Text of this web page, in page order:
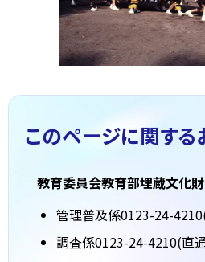
このページに関する
教育委員会教育部埋蔵文化
管理普及係0123-24-
調査係0123-24-4210(直